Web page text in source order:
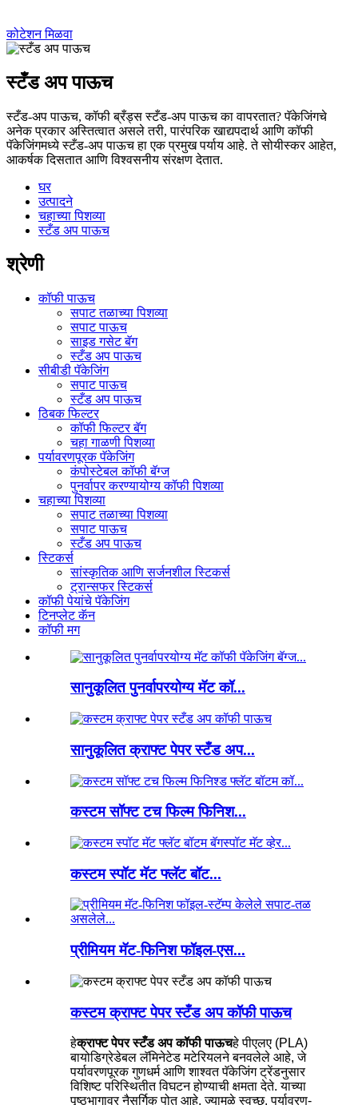
कोटेशन मिळवा
स्टँड अप पाऊच
स्टँड-अप पाऊच, कॉफी ब्रँड्स स्टँड-अप पाऊच का वापरतात? पॅकेजिंगचे
अनेक प्रकार अस्तित्वात असले तरी, पारंपरिक खाद्यपदार्थ आणि कॉफी
पॅकेजिंगमध्ये स्टँड-अप पाऊच हा एक प्रमुख पर्याय आहे. ते सोयीस्कर आहेत,
आकर्षक दिसतात आणि विश्वसनीय संरक्षण देतात.
घर
उत्पादने
चहाच्या पिशव्या
स्टँड अप पाऊच
श्रेणी
कॉफी पाऊच
सपाट तळाच्या पिशव्या
सपाट पाऊच
साइड गसेट बॅग
स्टँड अप पाऊच
सीबीडी पॅकेजिंग
सपाट पाऊच
स्टँड अप पाऊच
ठिबक फिल्टर
कॉफी फिल्टर बॅग
चहा गाळणी पिशव्या
पर्यावरणपूरक पॅकेजिंग
कंपोस्टेबल कॉफी बॅग्ज
पुनर्वापर करण्यायोग्य कॉफी पिशव्या
चहाच्या पिशव्या
सपाट तळाच्या पिशव्या
सपाट पाऊच
स्टँड अप पाऊच
स्टिकर्स
सांस्कृतिक आणि सर्जनशील स्टिकर्स
ट्रान्सफर स्टिकर्स
कॉफी पेयांचे पॅकेजिंग
टिनप्लेट कॅन
कॉफी मग
सानुकूलित पुनर्वापरयोग्य मॅट कॉ...
सानुकूलित क्राफ्ट पेपर स्टँड अप...
कस्टम सॉफ्ट टच फिल्म फिनिश...
कस्टम स्पॉट मॅट फ्लॅट बॉट...
प्रीमियम मॅट-फिनिश फॉइल-एस...
कस्टम क्राफ्ट पेपर स्टँड अप कॉफी पाऊच
हेक्राफ्ट पेपर स्टँड अप कॉफी पाऊचहे पीएलए (PLA)
बायोडिग्रेडेबल लॅमिनेटेड मटेरियलने बनवलेले आहे, जे
पर्यावरणपूरक गुणधर्म आणि शाश्वत पॅकेजिंग ट्रेंडनुसार
विशिष्ट परिस्थितीत विघटन होण्याची क्षमता देते. याच्या
पृष्ठभागावर नैसर्गिक पोत आहे, ज्यामुळे स्वच्छ, पर्यावरण-